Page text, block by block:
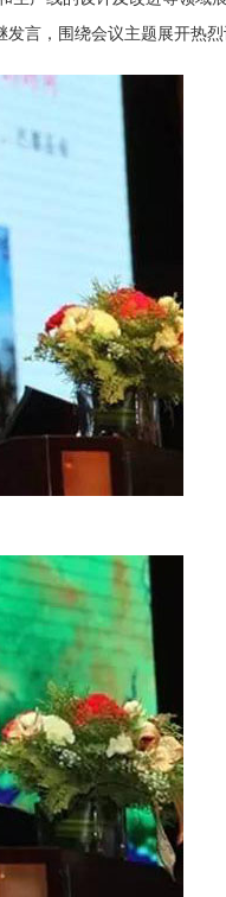
言，围绕会议主题展开热烈